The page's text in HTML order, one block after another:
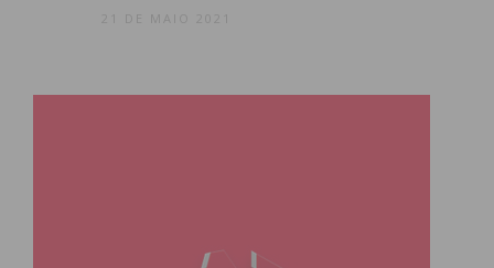
21 DE MAIO 2021